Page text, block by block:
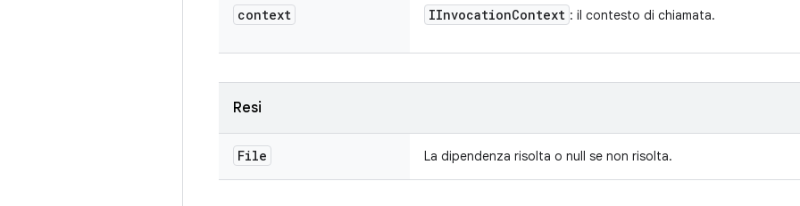
context IInvocationContext : il contesto di chiamata.
Resi
File La dipendenza risolta o null se non risolta.